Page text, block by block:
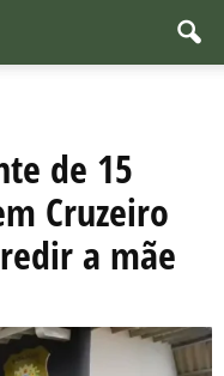
de 15
Cruzeiro
a mãe